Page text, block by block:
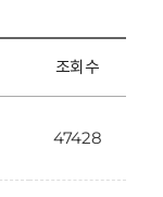
조회수
47428